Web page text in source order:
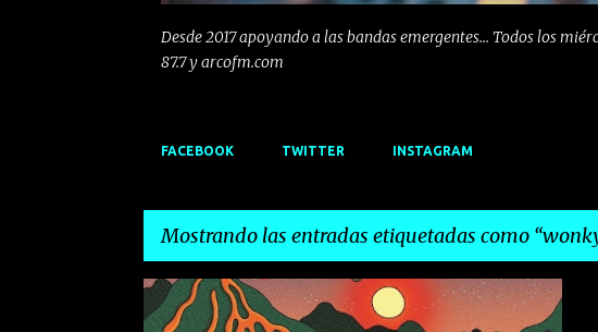
Desde 2017 apoyando a las bandas emergentes... Todos los
87.7 y arcofm.com
FACEBOOK TWITTER INSTAGRAM
Mostrando las entradas etiquetadas como
E
ELECTROPOP FESTIVAL FUNK INDIE